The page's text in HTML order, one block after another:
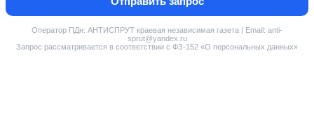
Оператор ПДн: АНТИСПРУТ краевая независимая газета | Email: anti-
sprut@yandex.ru
Запрос рассматривается в соответствии с ФЗ-152 «О персональных данных»